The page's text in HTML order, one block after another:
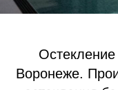
Воронеже.